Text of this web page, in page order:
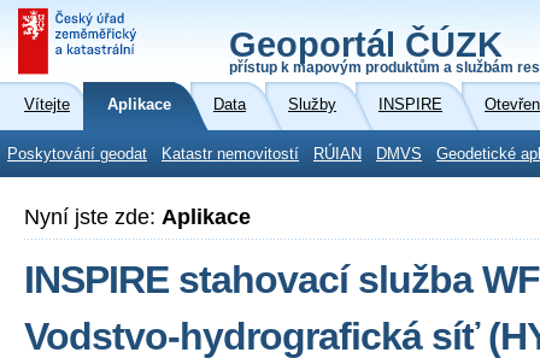
Geoportál ČÚZK
přístup k mapovým produktům a službám
Vítejte Aplikace Data Služby INSPIRE
Poskytování geodat Katastr nemovitostí RÚIAN DMVS Geodetické
Nyní jste zde: Aplikace
INSPIRE stahovací služba
Vodstvo-hydrografická síť